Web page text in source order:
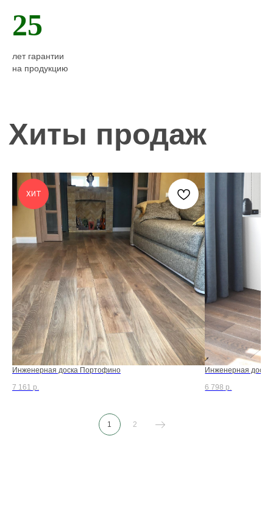
25
лет гарантии
на продукцию
ХИТ
Инженерная доска Портофино
7 161 р.
Инженерная доска
6 798 р.
1 2
Каталог
продукции